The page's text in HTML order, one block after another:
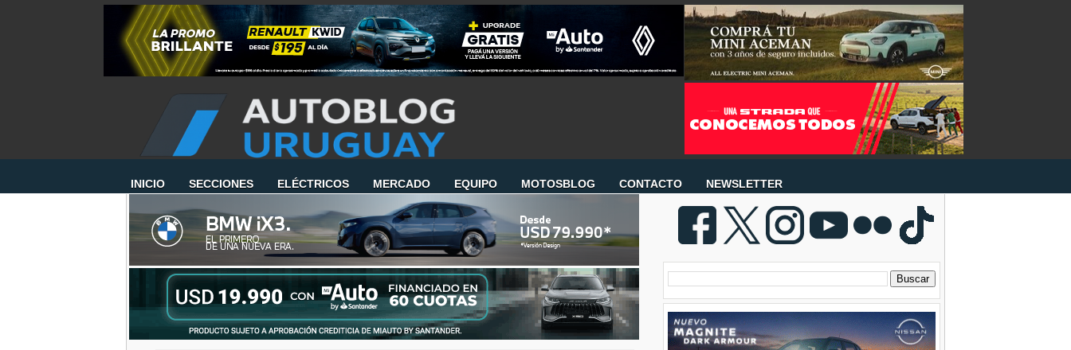
INICIO SECCIONES ELÉCTRICOS MERCADO EQUIPO MOTOSBLOG CONTACTO NEWSLETTER